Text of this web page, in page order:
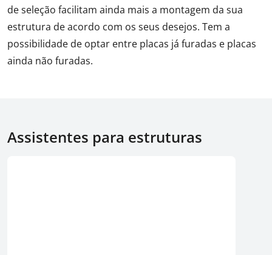
de seleção facilitam ainda mais a montagem da sua
estrutura de acordo com os seus desejos. Tem a
possibilidade de optar entre placas já furadas e placas
ainda não furadas.
Assistentes para estruturas